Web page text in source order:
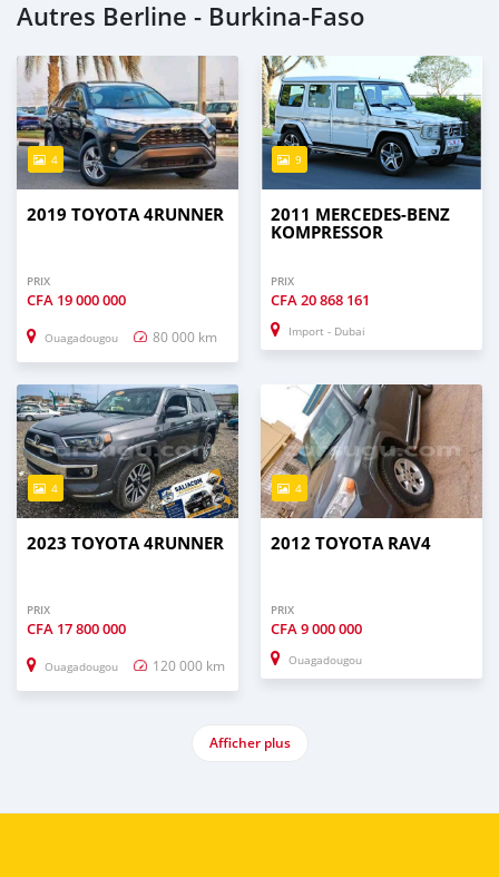
Autres Berline - Burkina-Faso
4
2019 TOYOTA 4RUNNER
PRIX
CFA 19 000 000
Ouagadougou 80 000 km
9
2011 MERCEDES-BENZ
KOMPRESSOR
PRIX
CFA20 868 161
Import - Dubai
4
2023 TOYOTA 4RUNNER
PRIX
CFA 17 800 000
Ouagadougou 120 000 km
4
2012 TOYOTA RAV4
PRIX
CFA9 000 000
Ouagadougou
Afficher plus